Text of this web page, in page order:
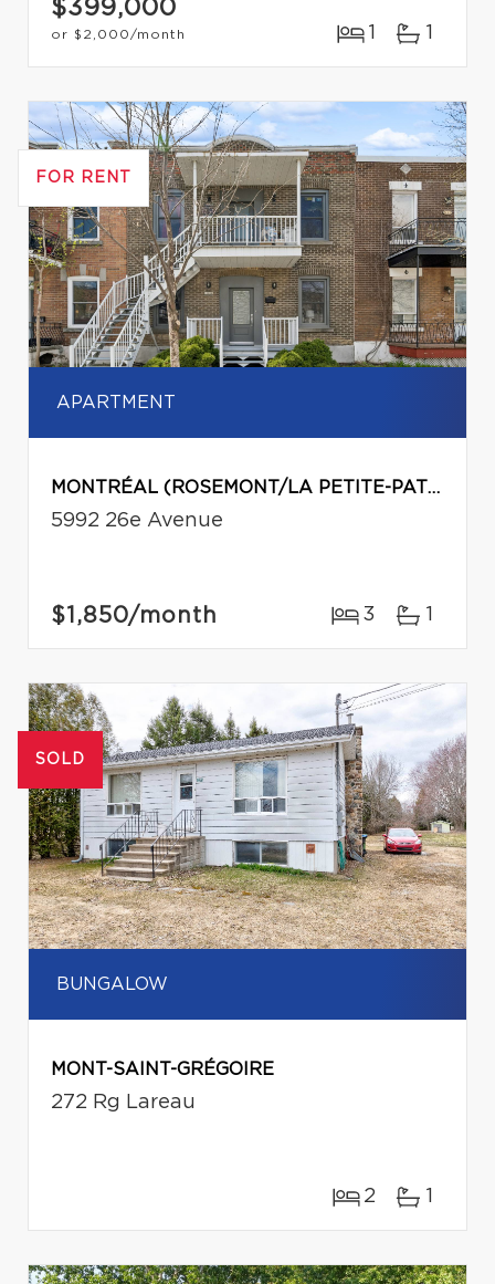
$399,000
or $2,000 /month 1 1
FOR RENT
APARTMENT
MONTRÉAL (ROSEMONT/LA PETITE-PATRIE)
5992 26e Avenue
$1,850/month 3 1
SOLD
BUNGALOW
MONT-SAINT-GRÉGOIRE
272 Rg Lareau
2 1